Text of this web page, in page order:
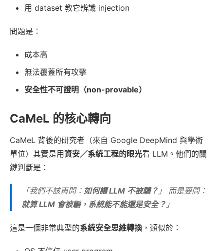
用 dataset 教它辨識 injection
問題是：
成本高
無法覆蓋所有攻擊
安全性不可證明（non-provable）
CaMeL 的核心轉向
CaMeL 背後的研究者（來自 Google DeepMind 與學術
單位）其實是用資安／系統工程的眼光看 LLM。他們的關
鍵判斷是：
「我們不該再問： 如何讓 LLM 不被騙？ 」 而是要問：
就算 LLM 會被騙，系統能不能還是安全？ 」
這是一個非常典型的系統安全思維轉換 ，類似於：